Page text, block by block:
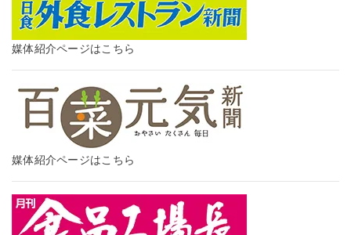
媒体紹介ページはこちら
媒体紹介ページはこちら